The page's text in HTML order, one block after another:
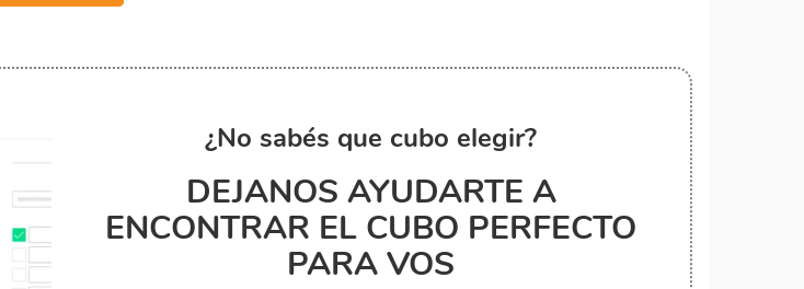
¿No sabés que cubo elegir?
DEJANOS AYUDARTE A
ENCONTRAR EL CUBO PERFECTO
PARA VOS